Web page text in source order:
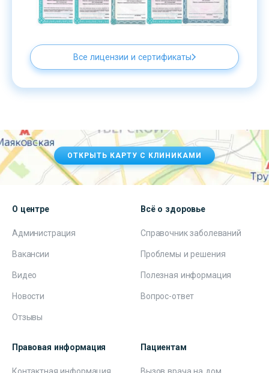
Все лицензии и сертификаты
ОТКРЫТЬ КАРТУ С КЛИНИКАМИ
О центре
Администрация
Вакансии
Видео
Новости
Отзывы
Всё о здоровье
Справочник заболеваний
Проблемы и решения
Полезная информация
Вопрос-ответ
Правовая информация
Контактная информация
Пациентам
Вызов врача на дом